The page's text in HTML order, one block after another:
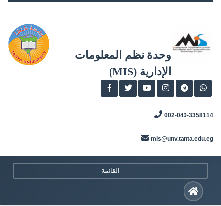
وحدة نظم المعلومات
الإدارية (MIS)
002-040-3358114
mis@unv.tanta.edu.eg
القائمة